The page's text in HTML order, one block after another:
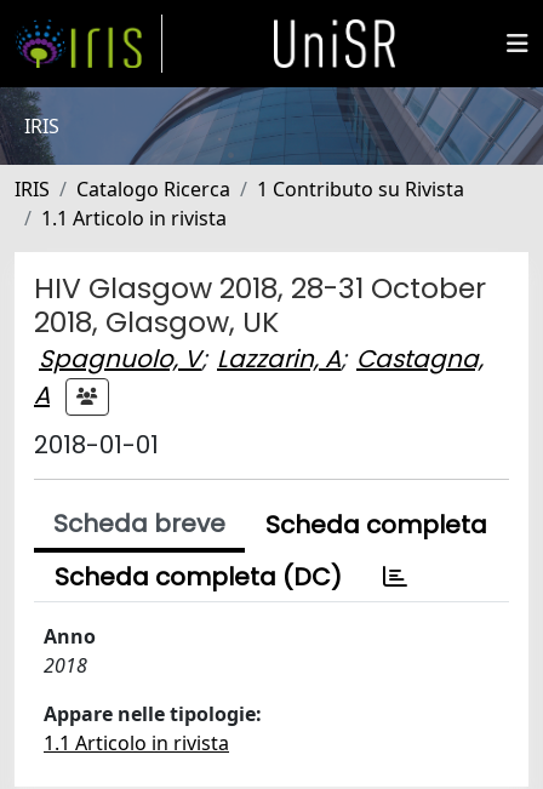
IRIS
IRIS Catalogo Ricerca
1 Contributo su Rivista
1.1 Articolo in rivista
HIV Glasgow 2018, 28-31 October
2018, Glasgow, UK
Spagnuolo, V; Lazzarin, A; Castagna,
A
2018-01-01
Scheda breve
Scheda completa
Scheda completa (DC)
Anno
2018
Appare nelle tipologie:
1.1 Articolo in rivista